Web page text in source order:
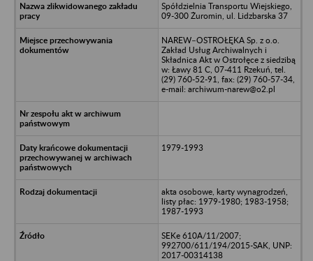
Spółdzielnia Transportu Wiejskiego,
09-300 Żuromin, ul. Lidzbarska 37
NAREW–OSTROŁĘKA Sp. z o.o.
Zakład Usług Archiwalnych i
Składnica Akt w Ostrołęce z siedzibą
w: Ławy 81 C, 07-411 Rzekuń, tel.
(29) 760-52-91, fax: (29) 760-57-34,
e-mail: archiwum-narew@o2.pl
1979-1993
akta osobowe, karty wynagrodzeń,
listy płac: 1979-1980; 1983-1958;
1987-1993
SEKe 610A/11/2007;
992700/611/194/2015-SAK, UNP:
2017-00314138